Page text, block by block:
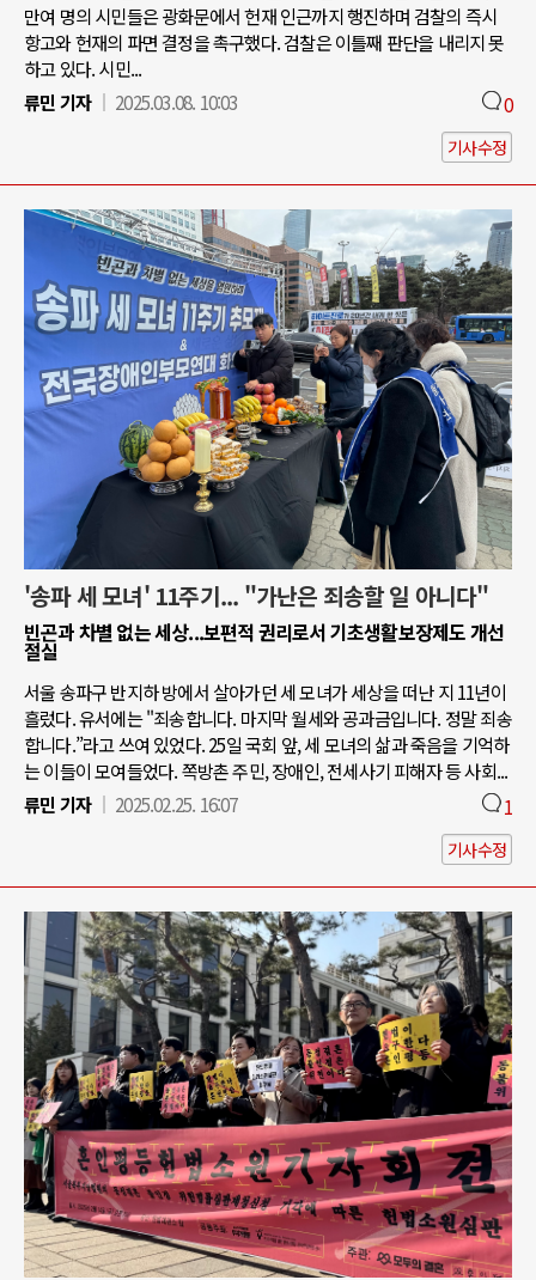
만여 명의 시민들은 광화문에서 헌재 인근까지 행진하며 검찰의 즉시
항고와 헌재의 파면 결정을 촉구했다. 검찰은 이틀째 판단을 내리지 못
하고 있다. 시민...
류민 기자
2025.03.08. 10:03 0
기사수정
'송파 세 모녀' 11주기... "가난은 죄송할 일 아니다"
빈곤과 차별 없는 세상...보편적 권리로서 기초생활보장제도 개선
절실
서울 송파구 반지하 방에서 살아가던 세 모녀가 세상을 떠난 지 11년이
흘렀다. 유서에는 "죄송합니다. 마지막 월세와 공과금입니다. 정말 죄송
합니다.”라고 쓰여 있었다. 25일 국회 앞, 세 모녀의 삶과 죽음을 기억하
는 이들이 모여들었다. 쪽방촌 주민, 장애인, 전세사기 피해자 등 사회...
류민 기자
2025.02.25. 16:07 1
기사수정